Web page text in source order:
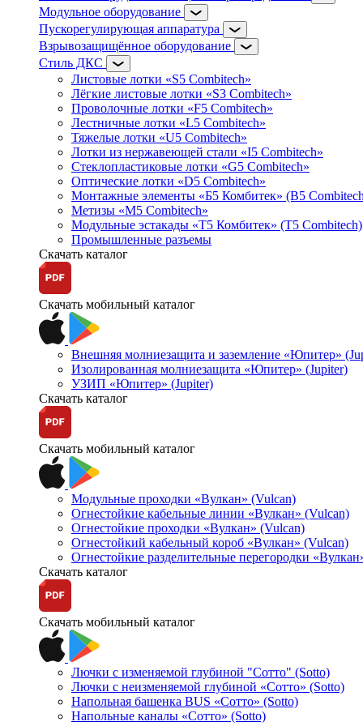
Модульное оборудование
Пускорегулирующая аппаратура
Взрывозащищённое оборудование
Стиль ДКС
Листовые лотки «S5 Combitech»
Лёгкие листовые лотки «S3 Combitech»
Проволочные лотки «F5 Combitech»
Лестничные лотки «L5 Combitech»
Тяжелые лотки «U5 Combitech»
Лотки из нержавеющей стали «I5 Combitech»
Стеклопластиковые лотки «G5 Combitech»
Оптические лотки «D5 Combitech»
Монтажные элементы «Б5 Комбитек» (B5
Метизы «M5 Combitech»
Модульные эстакады «Т5 Комбитек» (T5 Combitech)
Промышленные разъемы
Скачать каталог
Скачать мобильный каталог
Внешняя молниезащита и заземление «Юпитер»
Изолированная молниезащита «Юпитер» (Jupiter)
УЗИП «Юпитер» (Jupiter)
Скачать каталог
Скачать мобильный каталог
Модульные проходки «Вулкан» (Vulcan)
Огнестойкие кабельные линии «Вулкан» (Vulcan)
Огнестойкие проходки «Вулкан» (Vulcan)
Огнестойкий кабельный короб «Вулкан» (Vulcan)
Огнестойкие разделительные перегородки
Скачать каталог
Скачать мобильный каталог
Лючки с изменяемой глубиной "Сотто" (Sotto)
Лючки с неизменяемой глубиной «Сотто» (Sotto)
Напольная башенка BUS «Сотто» (Sotto)
Напольные каналы «Сотто» (Sotto)